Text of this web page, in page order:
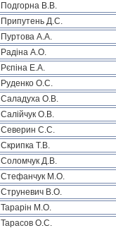
Подгорна В.В.
Припутень Д.С.
Пуртова А.А.
Радіна А.О.
Рєпіна Е.А.
Руденко О.С.
Саладуха О.В.
Салійчук О.В.
Северин С.С.
Скрипка Т.В.
Соломчук Д.В.
Стефанчук М.О.
Струневич В.О.
Тарарін М.О.
Тарасов О.С.